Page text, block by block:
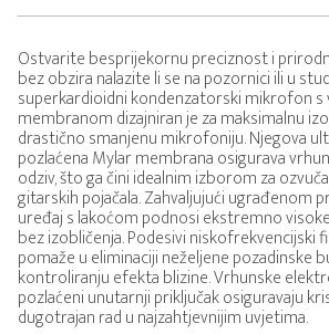
Ostvarite besprijekornu preciznost i
bez obzira nalazite li se na pozornici ili u
superkardioidni kondenzatorski mikrofon s
membranom dizajniran je za maksimalnu
drastično smanjenu mikrofoniju. Njegova
pozlaćena Mylar membrana osigurava
odziv, što ga čini idealnim izborom za
gitarskih pojačala. Zahvaljujući ugrađenom
uređaj s lakoćom podnosi ekstremno
bez izobličenja. Podesivi niskofrekvencijski
pomaže u eliminaciji neželjene pozadinske
kontroliranju efekta blizine. Vrhunske
pozlaćeni unutarnji priključak osiguravaju
dugotrajan rad u najzahtjevnijim uvjetima.